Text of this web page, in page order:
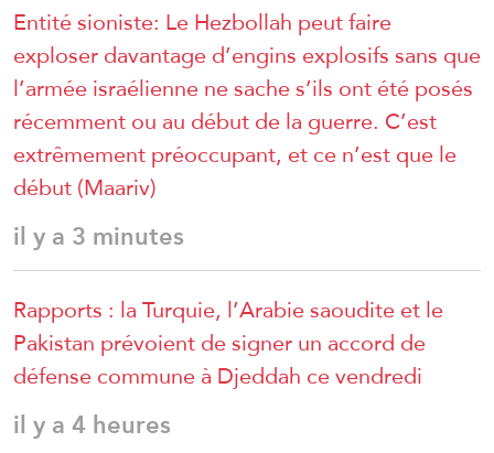
Entité sioniste: Le Hezbollah peut faire
exploser davantage d’engins explosifs sans que
l’armée israélienne ne sache s’ils ont été posés
récemment ou au début de la guerre. C’est
extrêmement préoccupant, et ce n’est que le
début (Maariv)
il y a 3 minutes
Rapports : la Turquie, l’Arabie saoudite et le
Pakistan prévoient de signer un accord de
défense commune à Djeddah ce vendredi
il y a 4 heures